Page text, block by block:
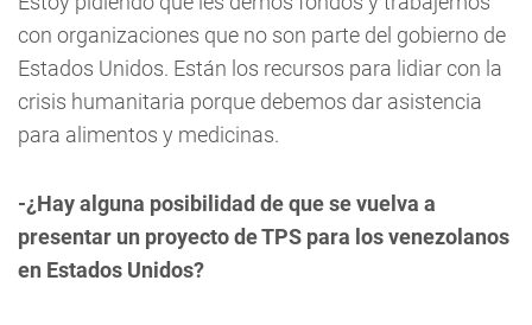
con organizaciones que no son parte del gobierno de
Estados Unidos. Están los recursos para lidiar con la
crisis humanitaria porque debemos dar asistencia
para alimentos y medicinas.
-¿Hay alguna posibilidad de que se vuelva a
presentar un proyecto de TPS para los venezolanos
en Estados Unidos?